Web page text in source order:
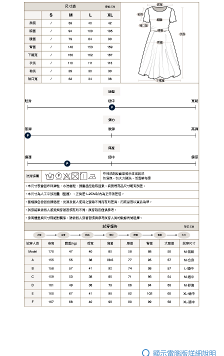
顯示電腦版詳細說明